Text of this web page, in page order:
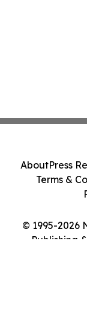
© 1995-2026
Publishing
AboutPress
Terms &